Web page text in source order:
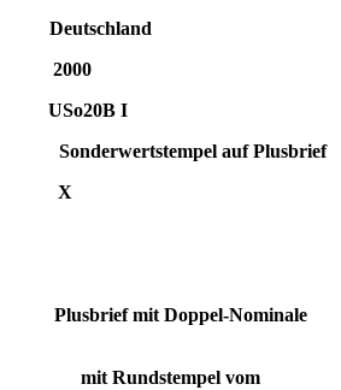
2000
USo20B I
auf Plusbrief
X
mit Doppel-Nominale
vom